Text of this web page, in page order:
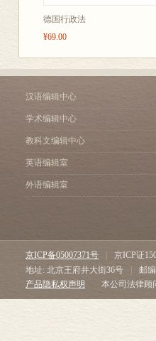
德国行政法
¥69.00
汉语编辑中心
学术编辑中心
教科文编辑中心
英语编辑室
外语编辑室
京ICP备05007371号 京ICP证
地址: 北京王府井大街36号
邮
产品隐私权声明
本公司法律顾